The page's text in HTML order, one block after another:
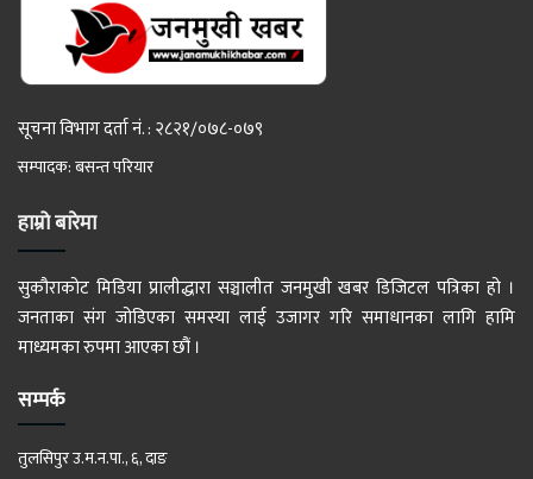
सूचना विभाग दर्ता नं. : २८२१/०७८-०७९
सम्पादक: बसन्त परियार
हाम्रो बारेमा
सुकौराकोट मिडिया प्रालीद्धारा सञ्चालीत जनमुखी खबर डिजिटल पत्रिका हो ।
जनताका संग जोडिएका समस्या लाई उजागर गरि समाधानका लागि हामि
माध्यमका रुपमा आएका छौं ।
सम्पर्क
तुलसिपुर उ.म.न.पा., ६, दाङ